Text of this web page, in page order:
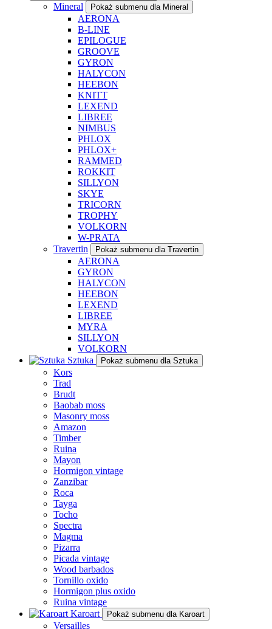
Mineral Pokaż submenu dla Mineral
AERONA
B-LINE
EPILOGUE
GROOVE
GYRON
HALYCON
HEEBON
KNITT
LEXEND
LIBREE
NIMBUS
PHLOX
PHLOX+
RAMMED
ROKKIT
SILLYON
SKYE
TRICORN
TROPHY
VOLKORN
W-PRATA
Travertin
Pokaż submenu dla Travertin
AERONA
GYRON
HALYCON
HEEBON
LEXEND
LIBREE
MYRA
SILLYON
VOLKORN
Sztuka
Pokaż submenu dla Sztuka
Kors
Trad
Brudt
Baobab moss
Masonry moss
Amazon
Timber
Ruina
Mayon
Hormigon vintage
Zanzibar
Roca
Tayga
Tocho
Spectra
Magma
Pizarra
Picada vintage
Wood barbados
Tornillo oxido
Hormigon plus oxido
Ruina vintage
Karoart
Pokaż submenu dla Karoart
Versailles